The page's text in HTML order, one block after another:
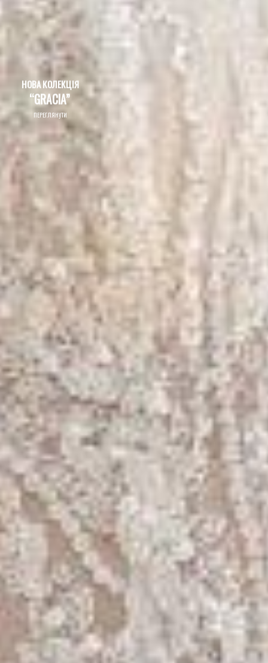
НОВА КОЛЕКЦІЯ
“GRACIA”
ПЕРЕГЛЯНУТИ